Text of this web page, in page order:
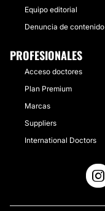
Equipo editorial
Denuncia de contenido
PROFESIONALES
Acceso doctores
Plan Premium
Marcas
Suppliers
International Doctors